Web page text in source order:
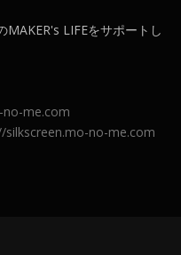
LIFEをサポートし
me.com
silkscreen.mo-no-me.com